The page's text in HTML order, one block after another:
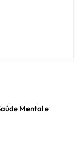
Mental e